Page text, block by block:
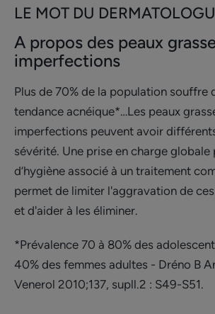
LE MOT DU
A propos des peaux
imperfections
Plus de 70% de la population souffre
tendance acnéique*…Les peaux
imperfections peuvent avoir
sévérité. Une prise en charge globale
d’hygiène associé à un traitement
permet de limiter l'aggravation de
et d'aider à les éliminer.
*Prévalence 70 à 80% des
40% des femmes adultes - Dréno B
Venerol 2010;137, supll.2 : S49-S51.